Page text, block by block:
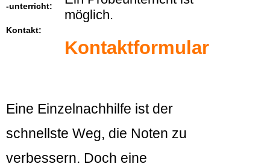
-unterricht:
möglich.
Kontakt:
Kontaktformular
Eine Einzelnachhilfe ist der
schnellste Weg, die Noten zu
verbessern. Doch eine